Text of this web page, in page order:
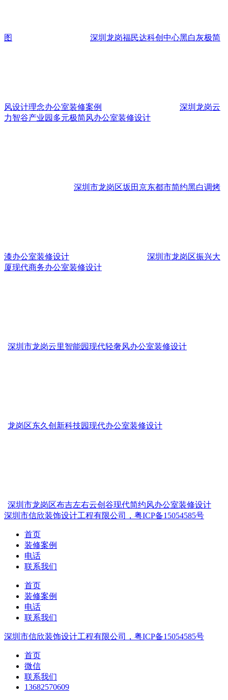
图 深圳龙岗福民达科创中心黑白灰极简
风设计理念办公室装修案例
深圳龙岗云
力智谷产业园多元极简风办公室装修设计
深圳市龙岗区坂田京东都市简约黑白调烤
漆办公室装修设计
深圳市龙岗区振兴大
厦现代商务办公室装修设计
深圳市龙岗云里智能园现代轻奢风办公室装修设计
龙岗区东久创新科技园现代办公室装修设计
深圳市龙岗区布吉左右云创谷现代简约风办公室装修设计
深圳市信欣装饰设计工程有限公司，粤ICP备15054585号
首页
装修案例
电话
联系我们
首页
装修案例
电话
联系我们
深圳市信欣装饰设计工程有限公司，粤ICP备15054585号
首页
微信
联系我们
13682570609